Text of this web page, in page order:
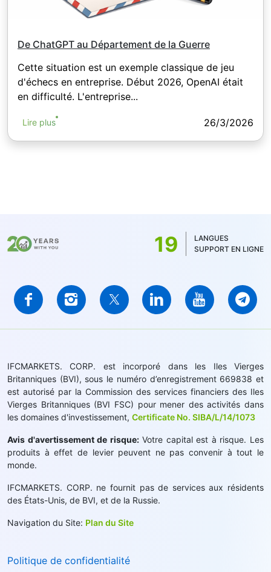
De ChatGPT au Département de la Guerre
Cette situation est un exemple classique de jeu
d'échecs en entreprise. Début 2026, OpenAI était
en difficulté. L'entreprise...
Lire plus 26/3/2026
19
LANGUES
SUPPORT EN LIGNE
IFCMARKETS. CORP. est incorporé dans les Iles Vierges
Britanniques (BVI), sous le numéro d’enregistrement 669838 et
est autorisé par la Commission des services financiers des Iles
Vierges Britanniques (BVI FSC) pour mener des activités dans
les domaines d'investissement, Certificate No. SIBA/L/14/1073
Avis d'avertissement de risque:Votre capital est à risque. Les
produits à effet de levier peuvent ne pas convenir à tout le
monde.
IFCMARKETS. CORP. ne fournit pas de services aux résidents
des États-Unis, de BVI, et de la Russie.
Navigation du Site: Plan du Site
Politique de confidentialité